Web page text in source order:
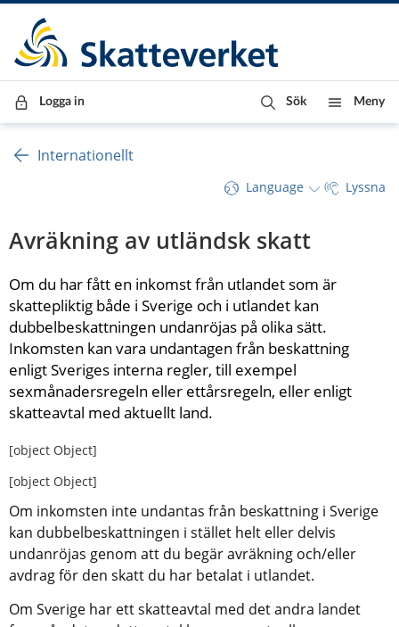
Till innehåll
Till navigationen
Till chattrobot
Logga in Sök Meny
Internationellt
Language Lyssna
Avräkning av utländsk skatt
Om du har fått en inkomst från utlandet som är
skattepliktig både i Sverige och i utlandet kan
dubbelbeskattningen undanröjas på olika sätt.
Inkomsten kan vara undantagen från beskattning
enligt Sveriges interna regler, till exempel
sexmånadersregeln eller ettårsregeln, eller enligt
skatteavtal med aktuellt land.
[object Object]
[object Object]
Om inkomsten inte undantas från beskattning i Sverige
kan dubbelbeskattningen i stället helt eller delvis
undanröjas genom att du begär avräkning och/eller
avdrag för den skatt du har betalat i utlandet.
Om Sverige har ett skatteavtal med det andra landet